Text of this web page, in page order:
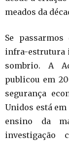
meados da
Se
infra-estrutura
sombrio. A
publicou em
segurança
Unidos está
ensino da
investigação